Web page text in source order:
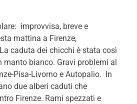
improvvisa, breve e
mattina a Firenze,
caduta dei chicchi è stata così
bianco. Gravi problemi al
Pisa-Livorno e Autopalio. In
due alberi caduti che
Firenze. Rami spezzati e